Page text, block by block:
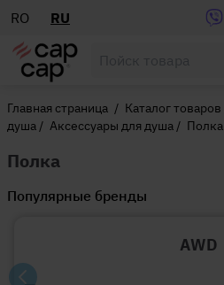
RO RU
Главная страница / Каталог товаров
душа / Аксессуары для душа / Полка
Полка
Популярные бренды
AWD